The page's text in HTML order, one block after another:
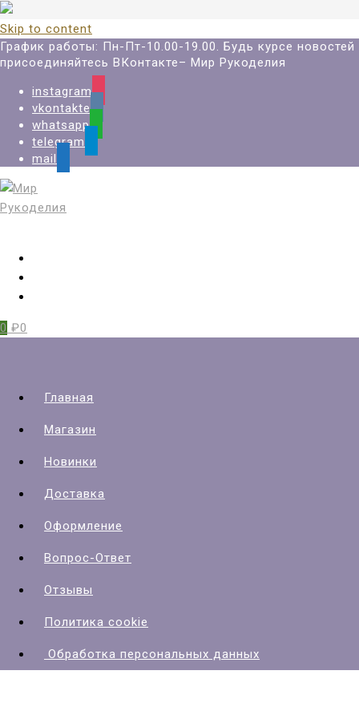
Skip to content
График работы: Пн-Пт-10.00-19.00. Будь курсе новостей
присоединяйтесь ВКонтакте– Мир Рукоделия
instagram
vkontakte
whatsapp
telegram
mail
0 ₽0
Главная
Магазин
Новинки
Доставка
Оформление
Вопрос-Ответ
Отзывы
Политика cookie
Обработка персональных данных